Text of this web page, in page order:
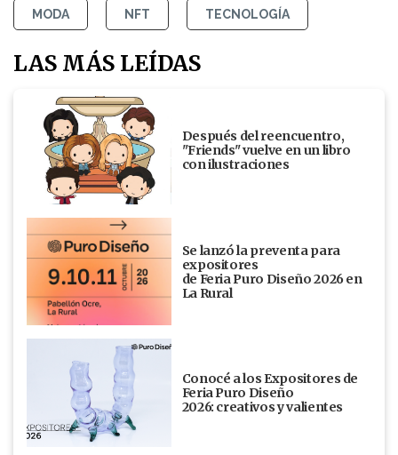
MODA NFT TECNOLOGÍA
LAS MÁS LEÍDAS
Después del reencuentro,
"Friends" vuelve en un libro
con ilustraciones
Se lanzó la preventa para
expositores
de Feria Puro Diseño 2026 en
La Rural
Conocé a los Expositores de
Feria Puro Diseño
2026: creativos y valientes